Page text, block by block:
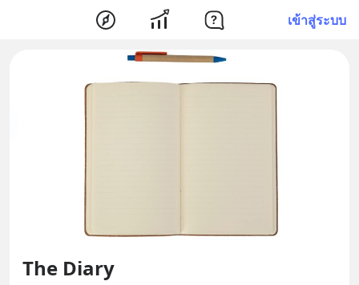
เข้าสู่ระบบ
The Diary